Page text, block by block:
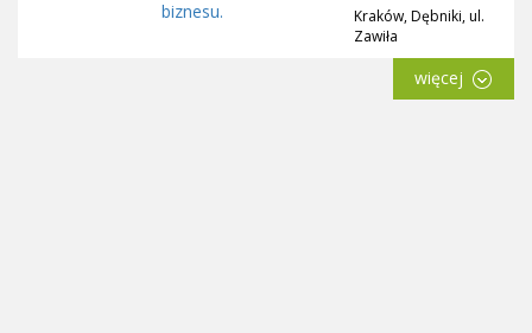
Kraków, Dębniki, ul.
Zawiła
więcej